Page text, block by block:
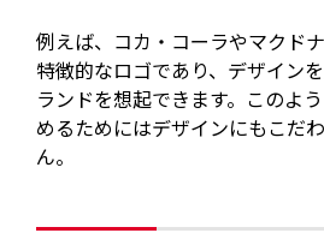
例えば、コカ・コーラやマクド
特徴的なロゴであり、デザイン
ランドを想起できます。このよ
めるためにはデザインにもこだ
ん。